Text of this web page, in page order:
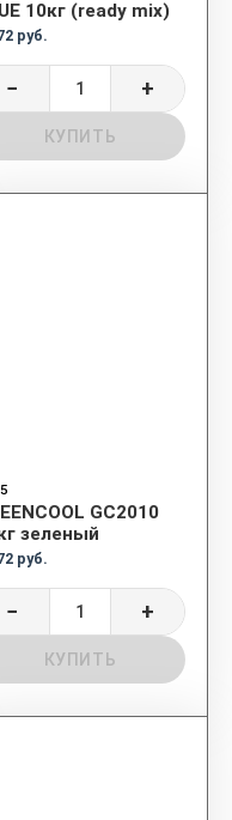
10кг (ready mix)
руб.
− +
КУПИТЬ
GC2010
зеленый
руб.
− +
КУПИТЬ